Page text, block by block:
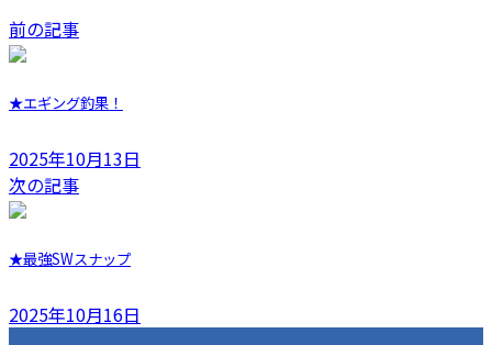
前の記事
★エギング釣果！
2025年10月13日
次の記事
★最強SWスナップ
2025年10月16日